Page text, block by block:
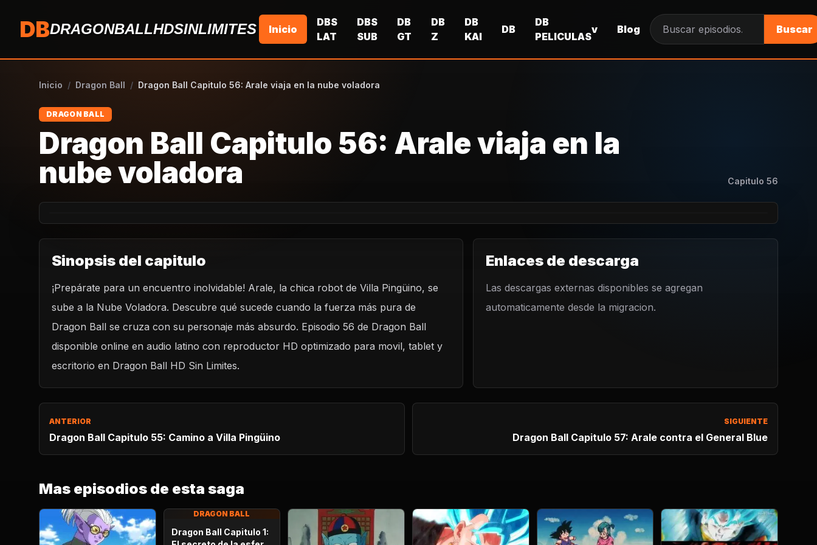
DBDRAGONBALLHDSINLIMITES Inicio
DBS
LAT
DBS
SUB
DB
GT
DB
Z
DB
KAI
DB
DB
PELICULAS
v Blog
Buscar episodios
Buscar
Inicio / Dragon Ball / Dragon Ball Capitulo 56: Arale viaja en la nube voladora
DRAGON BALL
Dragon Ball Capitulo 56: Arale viaja en la
nube voladora
Capitulo 56
REPRODUCIR CAPITULO
Dragon Ball Capitulo 56: Arale viaja en la nube voladora
CARGAR REPRODUCTOR
Sinopsis del capitulo
¡Prepárate para un encuentro inolvidable! Arale, la chica robot de Villa Pingüino, se
sube a la Nube Voladora. Descubre qué sucede cuando la fuerza más pura de
Dragon Ball se cruza con su personaje más absurdo. Episodio 56 de Dragon Ball
disponible online en audio latino con reproductor HD optimizado para movil, tablet y
escritorio en Dragon Ball HD Sin Limites.
Enlaces de descarga
Las descargas externas disponibles se agregan
automaticamente desde la migracion.
ANTERIOR
Dragon Ball Capitulo 55: Camino a Villa Pingüino
SIGUIENTE
Dragon Ball Capitulo 57: Arale contra el General Blue
Mas episodios de esta saga
DRAGON BALL
Dragon Ball Capitulo 1: